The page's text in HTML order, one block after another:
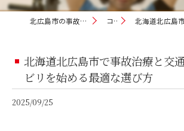
北広島市の事故治療なら美沢整骨院 コラム 北海道北広島市で事故治療と交
北海道北広島市で事故治療と交
ビリを始める最適な選び方
2025/09/25